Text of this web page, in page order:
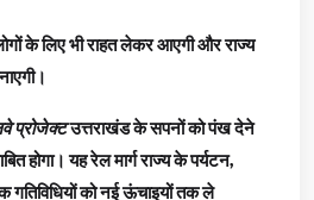
के लिए भी राहत लेकर आएगी और राज्य
प्रोजेक्टउत्तराखंड के सपनों को पंख देने
होगा। यह रेल मार्ग राज्य के पर्यटन,
गतिविधियों को नई ऊंचाइयों तक ले